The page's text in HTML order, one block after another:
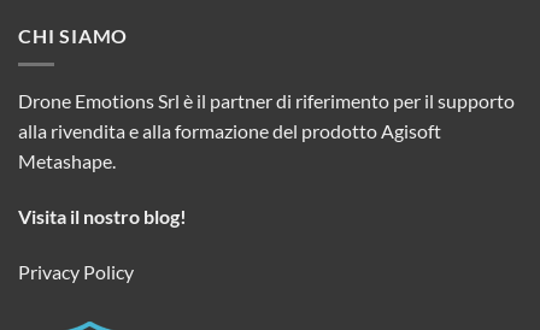
CHI SIAMO
Drone Emotions Srl è il partner di riferimento per il supporto
alla rivendita e alla formazione del prodotto Agisoft
Metashape.
Visita il nostro blog!
Privacy Policy